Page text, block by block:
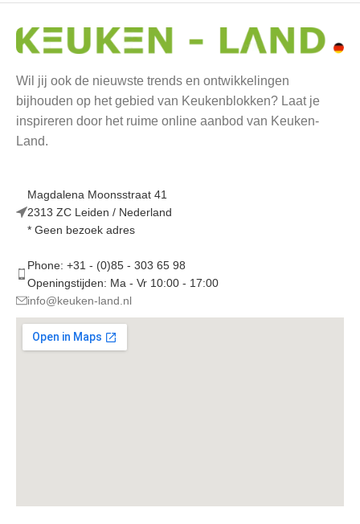
Wil jij ook de nieuwste trends en ontwikkelingen
bijhouden op het gebied van Keukenblokken? Laat je
inspireren door het ruime online aanbod van Keuken-
Land.
Magdalena Moonsstraat 41
2313 ZC Leiden / Nederland
* Geen bezoek adres
Phone: +31 - (0)85 - 303 65 98
Openingstijden: Ma - Vr 10:00 - 17:00
info@keuken-land.nl